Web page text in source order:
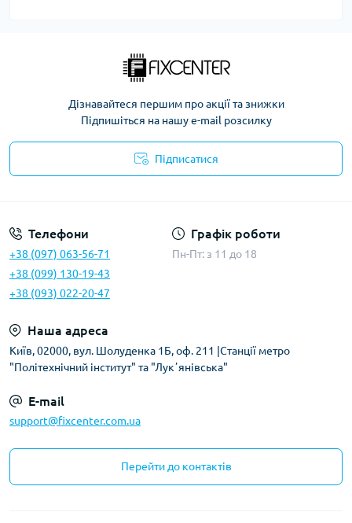
Дізнавайтеся першим про акції та знижки
Підпишіться на нашу e-mail розсилку
Підписатися
Телефони
+38 (097) 063-56-71
+38 (099) 130-19-43
+38 (093) 022-20-47
Графік роботи
Пн-Пт: з 11 до 18
Наша адреса
Київ, 02000, вул. Шолуденка 1Б, оф. 211 |Станції метро
"Політехнічний інститут" та "Лукʼянівська"
E-mail
support@fixcenter.com.ua
Перейти до контактів